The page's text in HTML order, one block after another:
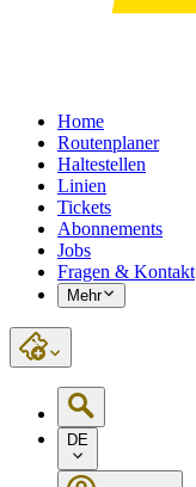
Home
Routenplaner
Haltestellen
Linien
Tickets
Abonnements
Jobs
Fragen & Kontakt
Mehr
DE